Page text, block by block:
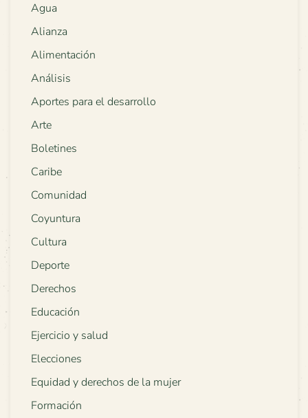
Agua
Alianza
Alimentación
Análisis
Aportes para el desarrollo
Arte
Boletines
Caribe
Comunidad
Coyuntura
Cultura
Deporte
Derechos
Educación
Ejercicio y salud
Elecciones
Equidad y derechos de la mujer
Formación